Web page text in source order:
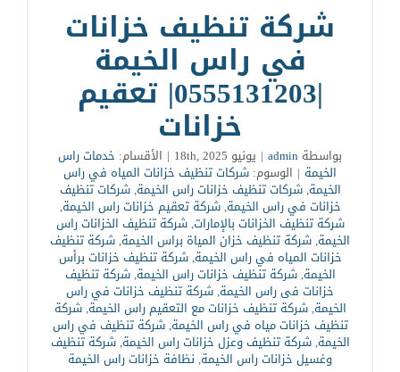
شركة تنظيف خزانات
في راس الخيمة
|0555131203| تعقيم
خزانات
بواسطة admin
| يونيو 18th, 2025 | الأقسام: خدمات راس
الخيمة | الوسوم: شركات تنظيف خزانات المياه في راس
الخيمة,شركات تنظيف خزانات راس الخيمة,شركات تنظيف
خزانات في راس الخيمة,شركة تعقيم خزانات راس الخيمة,
شركة تنظيف الخزانات بالإمارات,شركة تنظيف الخزانات راس
الخيمة,شركة تنظيف خزان المياة براس الخيمة,شركة تنظيف
خزانات المياه في راس الخيمة,شركة تنظيف خزانات برأس
الخيمة,شركة تنظيف خزانات راس الخيمة,شركة تنظيف
خزانات فى راس الخيمة,شركة تنظيف خزانات في راس
الخيمة,شركة تنظيف خزانات مع التعقيم راس الخيمة,شركة
تنظيف خزانات مياه في راس الخيمة,شركة تنظيف في راس
الخيمة,شركة تنظيف وعزل خزانات راس الخيمة,شركة تنظيف
وغسيل خزانات راس الخيمة, نظافة خزانات راس الخيمة